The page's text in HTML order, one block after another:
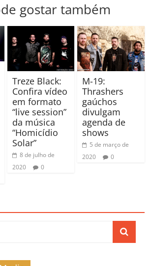
gostar também
Treze Black:
Confira vídeo
em formato
“live session”
da música
“Homicídio
Solar”
8 de julho de
2020
0
M-19:
Thrashers
gaúchos
divulgam
agenda de
shows
5 de março de
2020
0